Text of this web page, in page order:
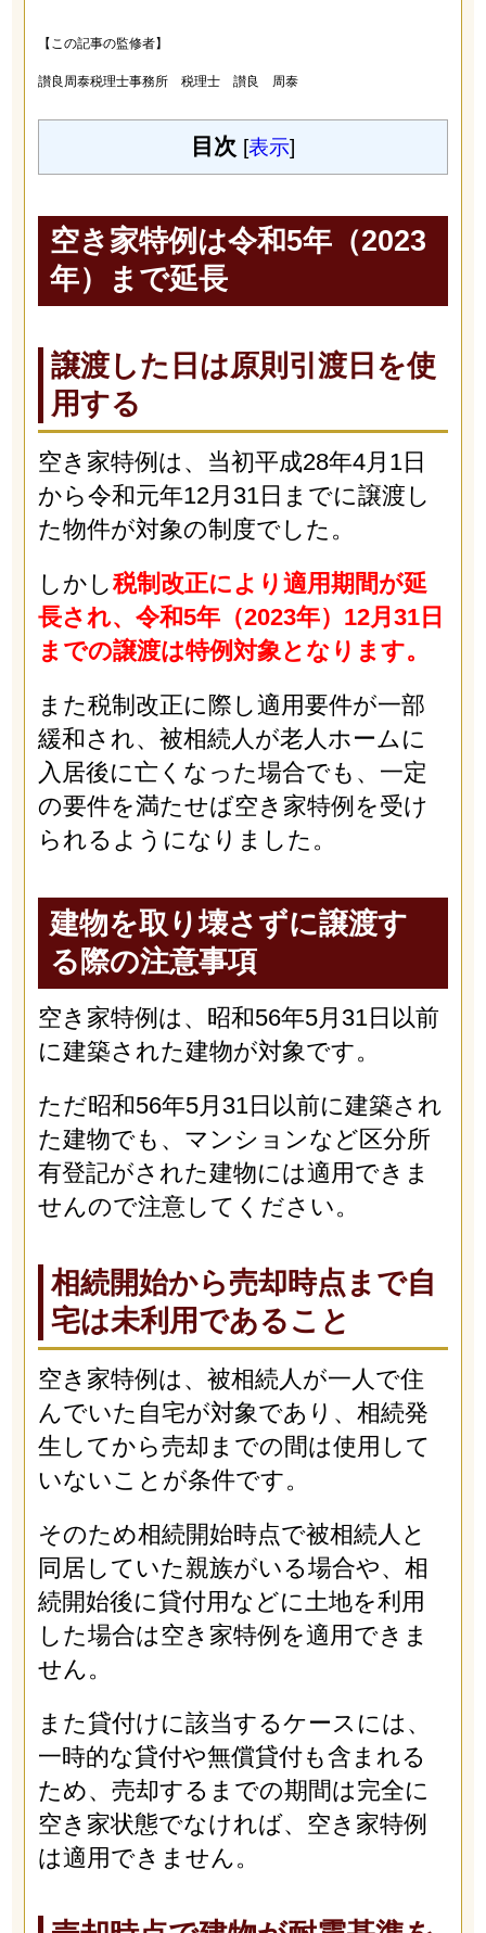
【この記事の監修者】
讃良周泰税理士事務所 税理士 讃良 周泰
目次 [表示]
空き家特例は令和5年（2023
年）まで延長
譲渡した日は原則引渡日を使
用する
空き家特例は、当初平成28年4月1日
から令和元年12月31日までに譲渡し
た物件が対象の制度でした。
しかし税制改正により適用期間が延
長され、令和5年（2023年）12月31日
までの譲渡は特例対象となります。
また税制改正に際し適用要件が一部
緩和され、被相続人が老人ホームに
入居後に亡くなった場合でも、一定
の要件を満たせば空き家特例を受け
られるようになりました。
建物を取り壊さずに譲渡す
る際の注意事項
空き家特例は、昭和56年5月31日以前
に建築された建物が対象です。
ただ昭和56年5月31日以前に建築され
た建物でも、マンションなど区分所
有登記がされた建物には適用できま
せんので注意してください。
相続開始から売却時点まで自
宅は未利用であること
空き家特例は、被相続人が一人で住
んでいた自宅が対象であり、相続発
生してから売却までの間は使用して
いないことが条件です。
そのため相続開始時点で被相続人と
同居していた親族がいる場合や、相
続開始後に貸付用などに土地を利用
した場合は空き家特例を適用できま
せん。
また貸付けに該当するケースには、
一時的な貸付や無償貸付も含まれる
ため、売却するまでの期間は完全に
空き家状態でなければ、空き家特例
は適用できません。